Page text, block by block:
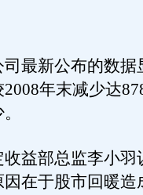
最新公布的数据
年末减少达
益部总监李小羽
在于股市回暖造